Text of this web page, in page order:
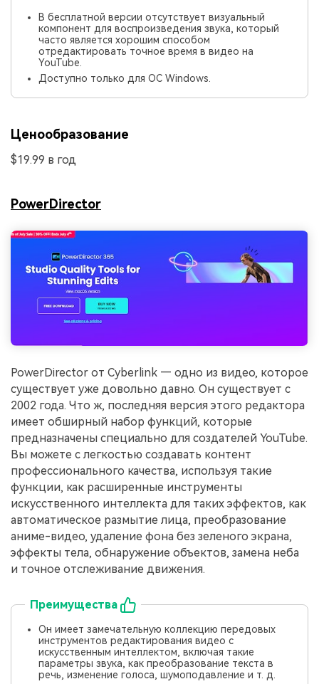
В бесплатной версии отсутствует визуальный
компонент для воспроизведения звука, который
часто является хорошим способом
отредактировать точное время в видео на
YouTube.
Доступно только для ОС Windows.
Ценообразование
$19.99 в год
PowerDirector
PowerDirector от Cyberlink — одно из видео, которое
существует уже довольно давно. Он существует с
2002 года. Что ж, последняя версия этого редактора
имеет обширный набор функций, которые
предназначены специально для создателей YouTube.
Вы можете с легкостью создавать контент
профессионального качества, используя такие
функции, как расширенные инструменты
искусственного интеллекта для таких эффектов, как
автоматическое размытие лица, преобразование
аниме-видео, удаление фона без зеленого экрана,
эффекты тела, обнаружение объектов, замена неба
и точное отслеживание движения.
Преимущества
Он имеет замечательную коллекцию передовых
инструментов редактирования видео с
искусственным интеллектом, включая такие
параметры звука, как преобразование текста в
речь, изменение голоса, шумоподавление и т. д.